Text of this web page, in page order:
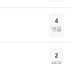
4
댓글
2